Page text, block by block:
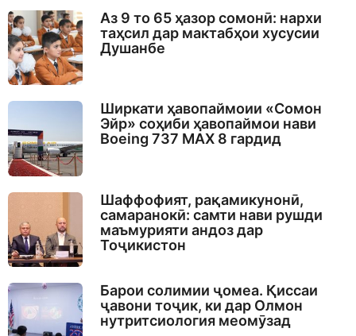
Аз 9 то 65 ҳазор сомонӣ: нархи
таҳсил дар мактабҳои хусусии
Душанбе
Ширкати ҳавопаймоии «Сомон
Эйр» соҳиби ҳавопаймои нави
Boeing 737 MAX 8 гардид
Шаффофият, рақамикунонӣ,
самаранокӣ: самти нави рушди
маъмурияти андоз дар
Тоҷикистон
Барои солимии ҷомеа. Қиссаи
ҷавони тоҷик, ки дар Олмон
нутритсиология меомӯзад